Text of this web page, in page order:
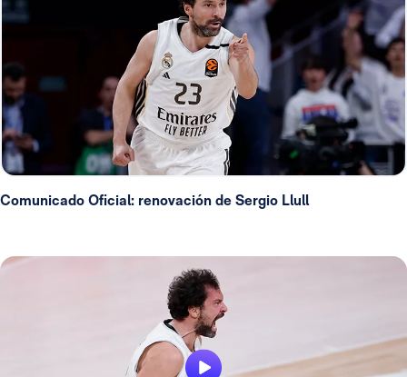
Comunicado Oficial: renovación de Sergio Llull